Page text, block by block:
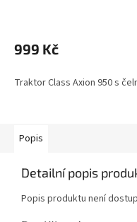
produktu
je
z
999 Kč
Traktor Class Axion 950 s
Popis
Detailní popis
Popis produktu není